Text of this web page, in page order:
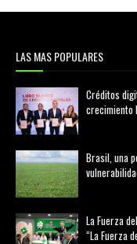
LAS MAS POPULARES
Créditos
crecimiento
Brasil, una
La Fuerza
“La Fuerza